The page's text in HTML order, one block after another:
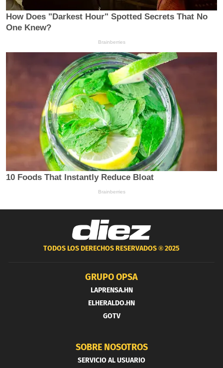
TODOS LOS DERECHOS RESERVADOS ®2025
GRUPO OPSA
LAPRENSA.HN
ELHERALDO.HN
GOTV
SOBRE NOSOTROS
SERVICIO AL USUARIO